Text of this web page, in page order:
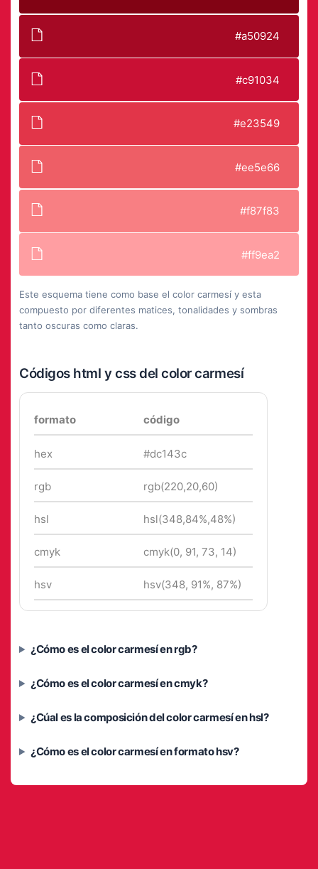
#a50924
#c91034
#e23549
#ee5e66
#f87f83
#ff9ea2
Este esquema tiene como base el color carmesí y esta
compuesto por diferentes matices, tonalidades y sombras
tanto oscuras como claras.
Códigos html y css del color carmesí
formato código
hex #dc143c
rgb rgb(220,20,60)
hsl hsl(348,84%,48%)
cmyk cmyk(0, 91, 73, 14)
hsv hsv(348, 91%, 87%)
¿Cómo es el color carmesí en rgb?
¿Cómo es el color carmesí en cmyk?
¿Cúal es la composición del color carmesí en hsl?
¿Cómo es el color carmesí en formato hsv?